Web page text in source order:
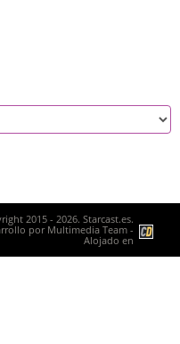
2015 - 2026. Starcast.es.
por Multimedia Team -
Alojado en